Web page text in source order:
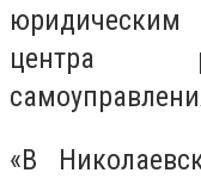
юридическим
центра
«В